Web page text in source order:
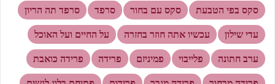
סקס בפי הטבעת סקס עם בחור סרפד סרפד תה הריון
עדי שילון עכשיו אתה חוזר בחזרה על החיים ועל האוכל
ערב חתונה פלייבוי פמיניזם פרידה פרידה כואבת